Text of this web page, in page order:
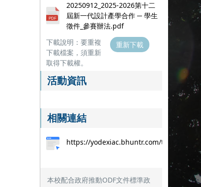
20250912_2025-2026第十二
屆新一代設計產學合作 ─ 學生
徵件_參賽辦法.pdf
下載說明：要重複
下載檔案，須重新
取得下載權。
重新下載
活動資訊
相關連結
https://yodexiac.bhuntr.com/tw/
本校配合政府推動ODF文件標準政